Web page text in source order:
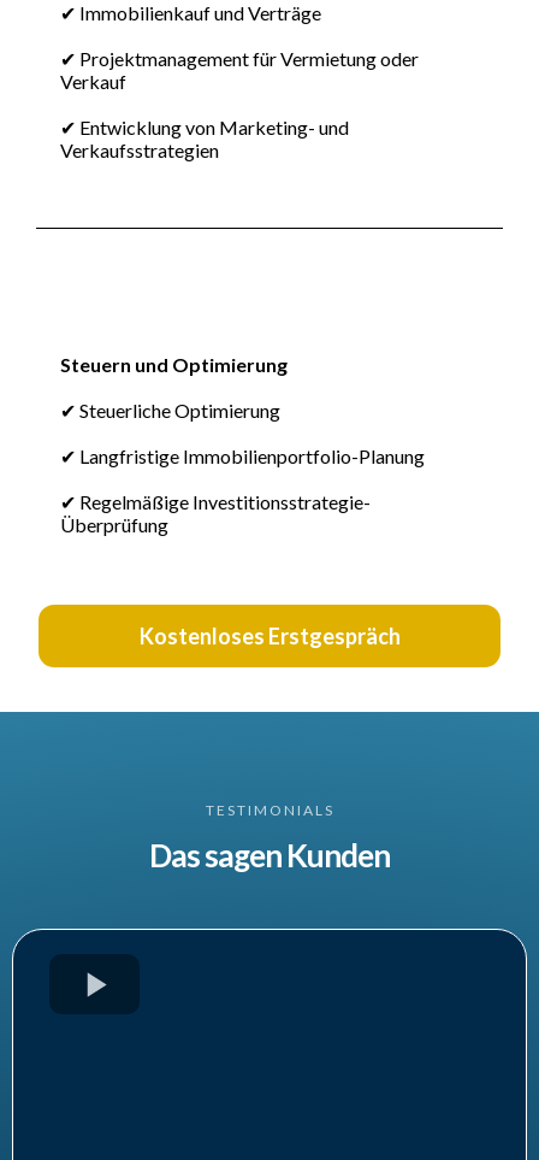
✔ Immobilienkauf und Verträge
✔ Projektmanagement für Vermietung oder
Verkauf
✔ Entwicklung von Marketing- und
Verkaufsstrategien
Steuern und Optimierung
✔ Steuerliche Optimierung
✔ Langfristige Immobilienportfolio-Planung
✔ Regelmäßige Investitionsstrategie-
Überprüfung
Kostenloses Erstgespräch
TESTIMONIALS
Das sagen Kunden